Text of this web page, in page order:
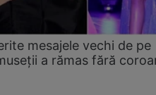
mesajele vechi de pe
a rămas fără